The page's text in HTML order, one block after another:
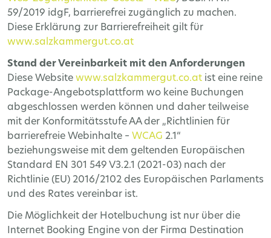
59/2019 idgF, barrierefrei zugänglich zu machen.
Diese Erklärung zur Barrierefreiheit gilt für
www.salzkammergut.co.at
Stand der Vereinbarkeit mit den Anforderungen
Diese Website www.salzkammergut.co.at ist eine reine
Package-Angebotsplattform wo keine Buchungen
abgeschlossen werden können und daher teilweise
mit der Konformitätsstufe AA der „Richtlinien für
barrierefreie Webinhalte – WCAG 2.1“
beziehungsweise mit dem geltenden Europäischen
Standard EN 301 549 V3.2.1 (2021-03) nach der
Richtlinie (EU) 2016/2102 des Europäischen Parlaments
und des Rates vereinbar ist.
Die Möglichkeit der Hotelbuchung ist nur über die
Internet Booking Engine von der Firma Destination